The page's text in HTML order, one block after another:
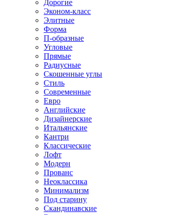
Дорогие
Эконом-класс
Элитные
Форма
П-образные
Угловые
Прямые
Радиусные
Скошенные углы
Стиль
Современные
Евро
Английские
Дизайнерские
Итальянские
Кантри
Классические
Лофт
Модерн
Прованс
Неоклассика
Минимализм
Под старину
Скандинавские